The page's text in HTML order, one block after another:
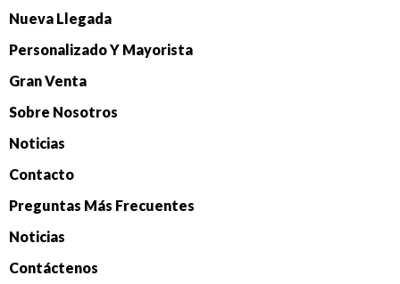
Nueva Llegada
Personalizado Y Mayorista
Gran Venta
Sobre Nosotros
Noticias
Contacto
Preguntas Más Frecuentes
Noticias
Contáctenos